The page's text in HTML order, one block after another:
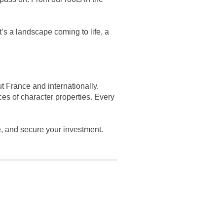
a landscape coming to life, a
France and internationally.
of character properties. Every
and secure your investment.